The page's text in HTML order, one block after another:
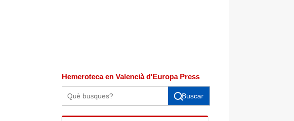
Hemeroteca en Valencià d'Europa Press
Buscar